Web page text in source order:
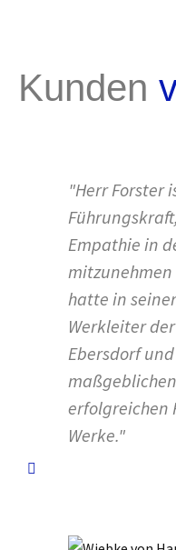
Kunden
"Herr Forster
Empathie in
mitzunehmen
hatte in
Werkleiter
Ebersdorf
erfolgreichen
Werke."